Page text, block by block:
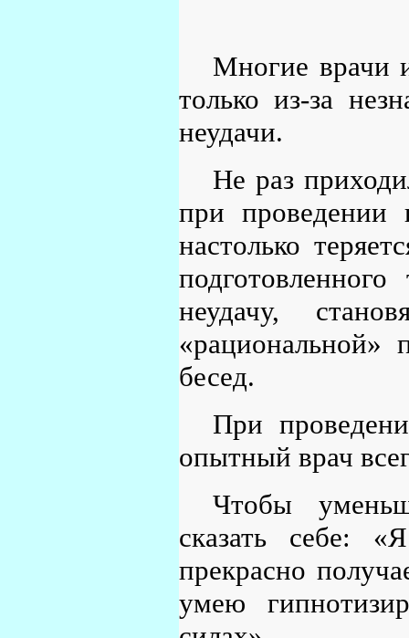
Многие врачи
только из-за
неудачи.
Не раз
при проведении
настолько
неудачу,
«рациональной»
бесед.
При
опытный врач
Чтобы
сказать себе:
прекрасно
умею